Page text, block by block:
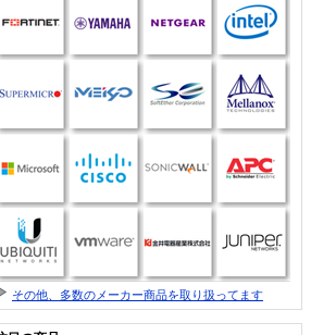
その他、多数のメーカー商品を取り扱ってます